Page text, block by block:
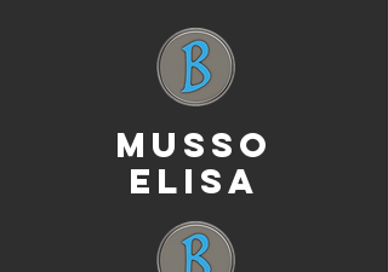
MUSSO
ELISA